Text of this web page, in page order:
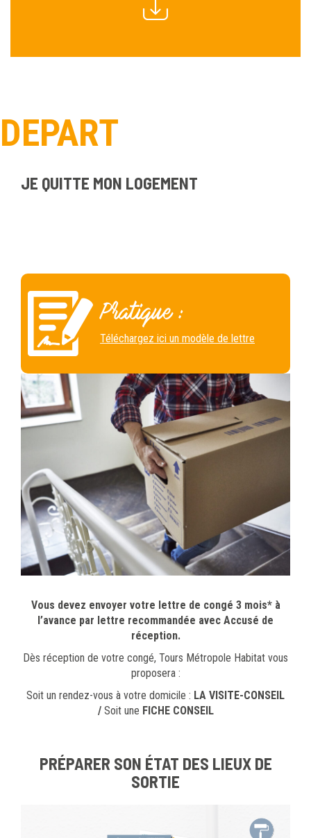
DEPART
JE QUITTE MON LOGEMENT
Pratique :
Téléchargez ici un modèle de lettre
Vous devez envoyer votre lettre de congé 3 mois* à
l’avance par lettre recommandée avec Accusé de
réception.
Dès réception de votre congé, Tours Métropole Habitat vous
proposera :
Soit un rendez-vous à votre domicile : LA VISITE-CONSEIL
/ Soit une FICHE CONSEIL
PRÉPARER SON ÉTAT DES LIEUX DE
SORTIE